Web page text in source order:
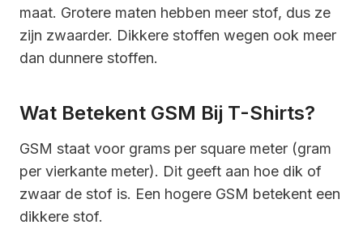
maat. Grotere maten hebben meer stof, dus ze
zijn zwaarder. Dikkere stoffen wegen ook meer
dan dunnere stoffen.
Wat Betekent GSM Bij T-Shirts?
GSM staat voor grams per square meter (gram
per vierkante meter). Dit geeft aan hoe dik of
zwaar de stof is. Een hogere GSM betekent een
dikkere stof.